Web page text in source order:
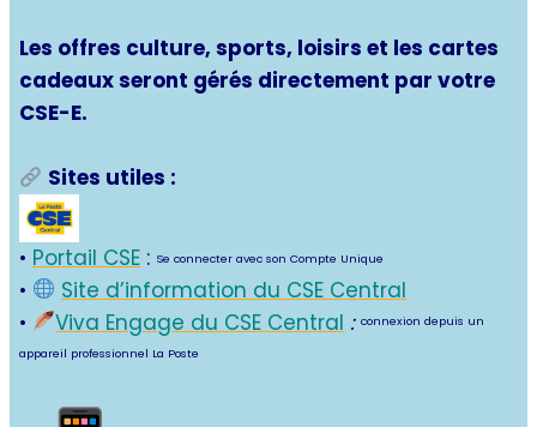
Les offres culture, sports, loisirs et les cartes
cadeaux seront gérés directement par votre
CSE-E.
Sites utiles :
• Portail CSE : Se connecter avec son Compte Unique
•
Site d’information du CSE Central
•
Viva Engage du CSE Central :connexion depuis un
appareil professionnel La Poste